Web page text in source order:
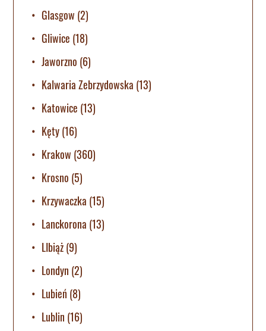
Glasgow (2)
Gliwice (18)
Jaworzno (6)
Kalwaria Zebrzydowska (13)
Katowice (13)
Kęty(16)
Krakow (360)
Krosno (5)
Krzywaczka (15)
Lanckorona (13)
LIbiąż(9)
Londyn (2)
Lubień (8)
Lublin (16)